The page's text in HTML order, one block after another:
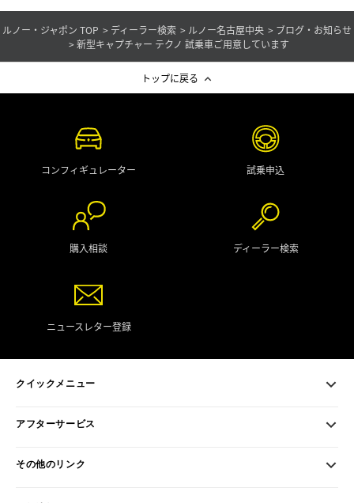
ルノー・ジャポン TOP ディーラー検索 ルノー名古屋中央
ブログ・お知らせ
新型キャプチャー テクノ 試乗車ご用意しています
トップに戻る
コンフィギュレーター 試乗申込
購入相談 ディーラー検索
ニュースレター登録
クイックメニュー
アフターサービス
その他のリンク